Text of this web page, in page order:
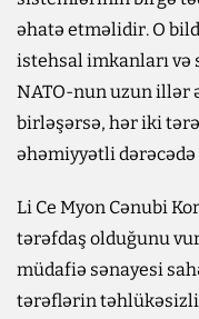
əhatə etməlidir. O
istehsal imkanları və
NATO-nun uzun illər
birləşərsə, hər iki
əhəmiyyətli dərəcədə
Li Ce Myon Cənubi
tərəfdaş olduğunu
müdafiə sənayesi
tərəflərin